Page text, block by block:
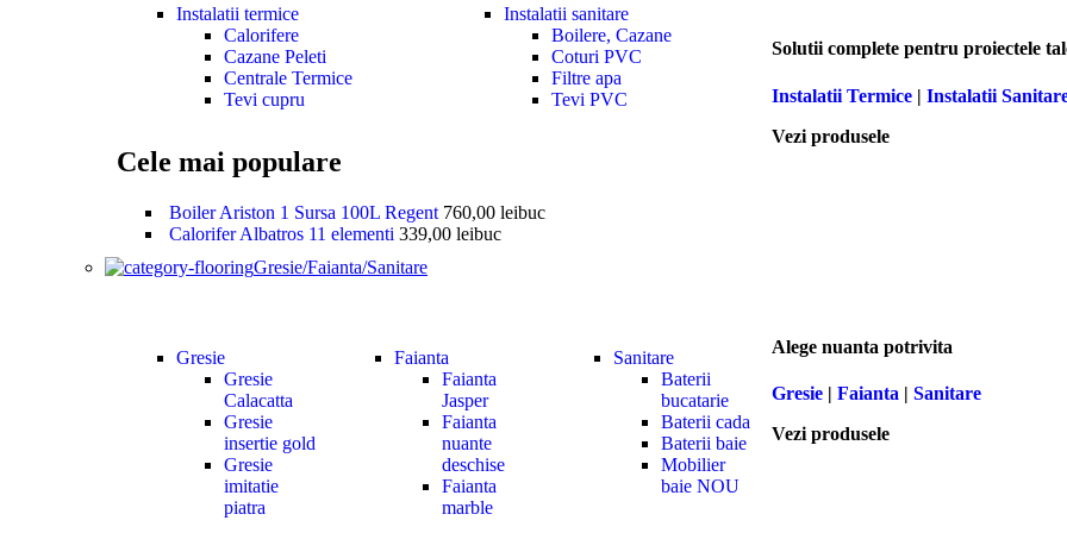
Instalatii termice
Calorifere
Cazane Peleti
Centrale Termice
Tevi cupru
Instalatii sanitare
Boilere, Cazane
Coturi PVC
Filtre apa
Tevi PVC
Cele mai populare
Boiler Ariston 1 Sursa 100L Regent 760,00 leibuc
Calorifer Albatros 11 elementi 339,00 leibuc
Solutii complete pentru proiectele
Instalatii Termice | Instalatii
Vezi produsele
Gresie/Faianta/Sanitare
Gresie
Gresie
Calacatta
Gresie
insertie gold
Gresie
imitatie
piatra
Faianta
Faianta
Jasper
Faianta
nuante
deschise
Faianta
marble
Sanitare
Baterii
bucatarie
Baterii cada
Baterii baie
Mobilier
baie NOU
Alege nuanta potrivita
Gresie | Faianta | Sanitare
Vezi produsele